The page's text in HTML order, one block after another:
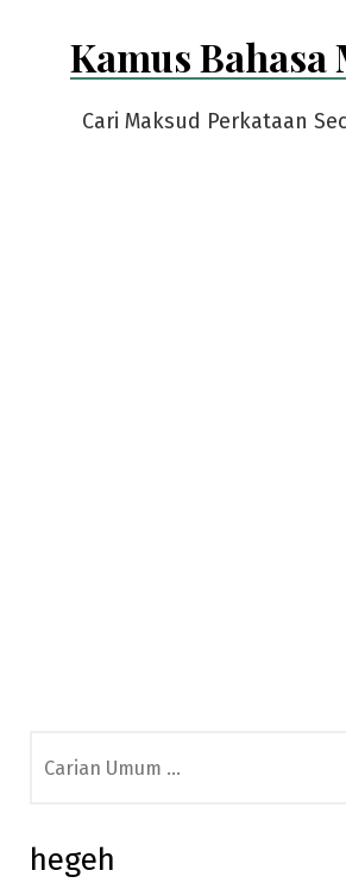
Kamus Bahasa
Cari Maksud Perkataan
for:
hegeh